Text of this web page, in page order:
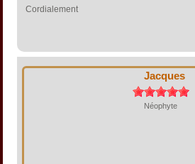
Cordialement
Jacques
Néophyte